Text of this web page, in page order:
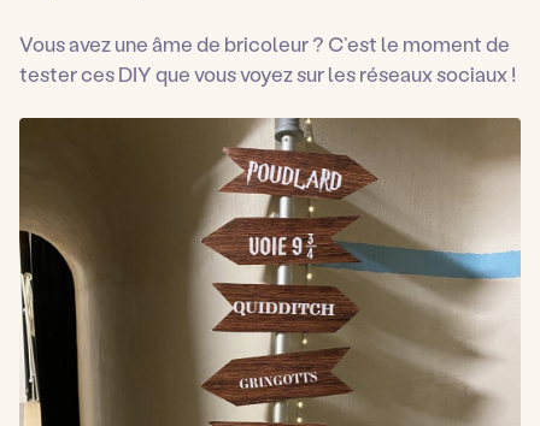
Vous avez une âme de bricoleur ? C’est le moment de
tester ces DIY que vous voyez sur les réseaux sociaux !